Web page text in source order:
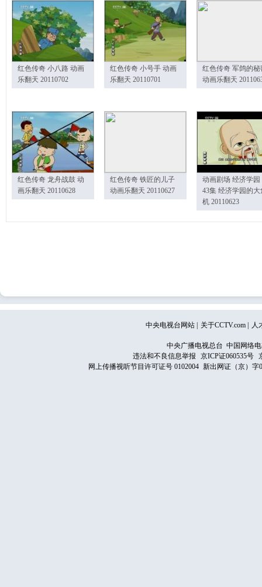
红色传奇 小八路 动画
乐翻天 20110702
红色传奇 小号手 动画
乐翻天 20110701
红色传奇 军鸽的秘
动画乐翻天
红色传奇 龙舟战鼓 动
画乐翻天 20110628
红色传奇 铁匠的儿子
动画乐翻天 20110627
动画剧场 经济学园
43集 经济学园的大
机 20110623
中央电视台网站 关于CCTV.com 人
中央广播电视总台 中国网络
违法和不良信息举报
京ICP证060535号
网上传播视听节目许可证号 0102004 新出网证（京）